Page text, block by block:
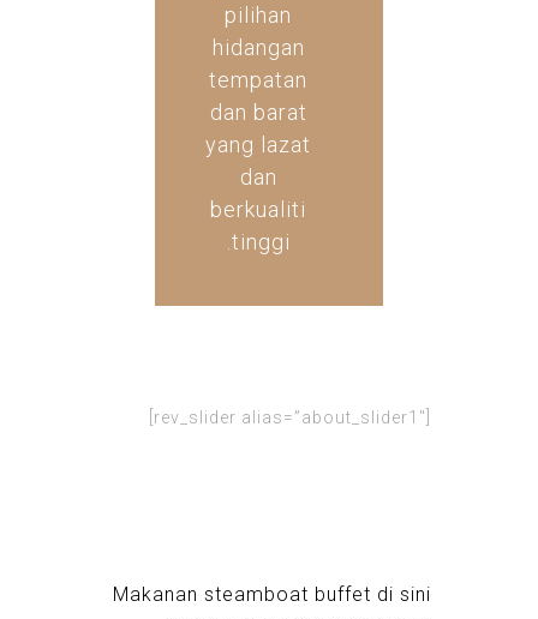
pilihan
hidangan
tempatan
dan barat
yang lazat
dan
berkualiti
tinggi.
Makanan steamboat buffet di sini